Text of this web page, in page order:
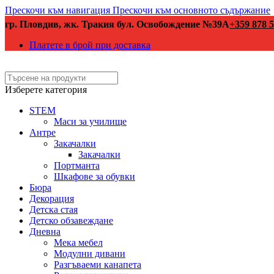
Прескочи към навигация Прескочи към основното съдържание
гр. Пловдив, жк. Тракия бул. Освобождение №39А+359 878
Платете в брой при доставка
Изберете категория
STEM
Маси за училище
Антре
Закачалки
Закачалки
Портманта
Шкафове за обувки
Бюра
Декорация
Детска стая
Детско обзавеждане
Дневна
Мека мебел
Модулни дивани
Разгъваеми канапета